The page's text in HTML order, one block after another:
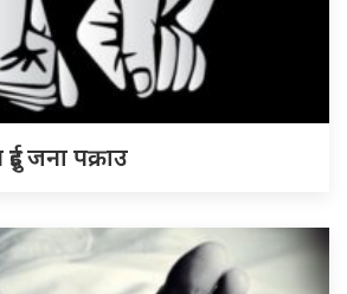
जना पक्राउ